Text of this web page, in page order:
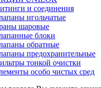
и соединения
игольчатые
шаровые
блоки
обратные
предохранительные
тонкой очистки
особо чистых сред